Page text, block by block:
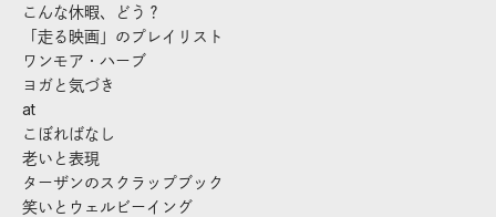
こんな休暇、どう？
「走る映画」のプレイリスト
ワンモア・ハーブ
ヨガと気づき
at
こぼればなし
老いと表現
ターザンのスクラップブック
笑いとウェルビーイング